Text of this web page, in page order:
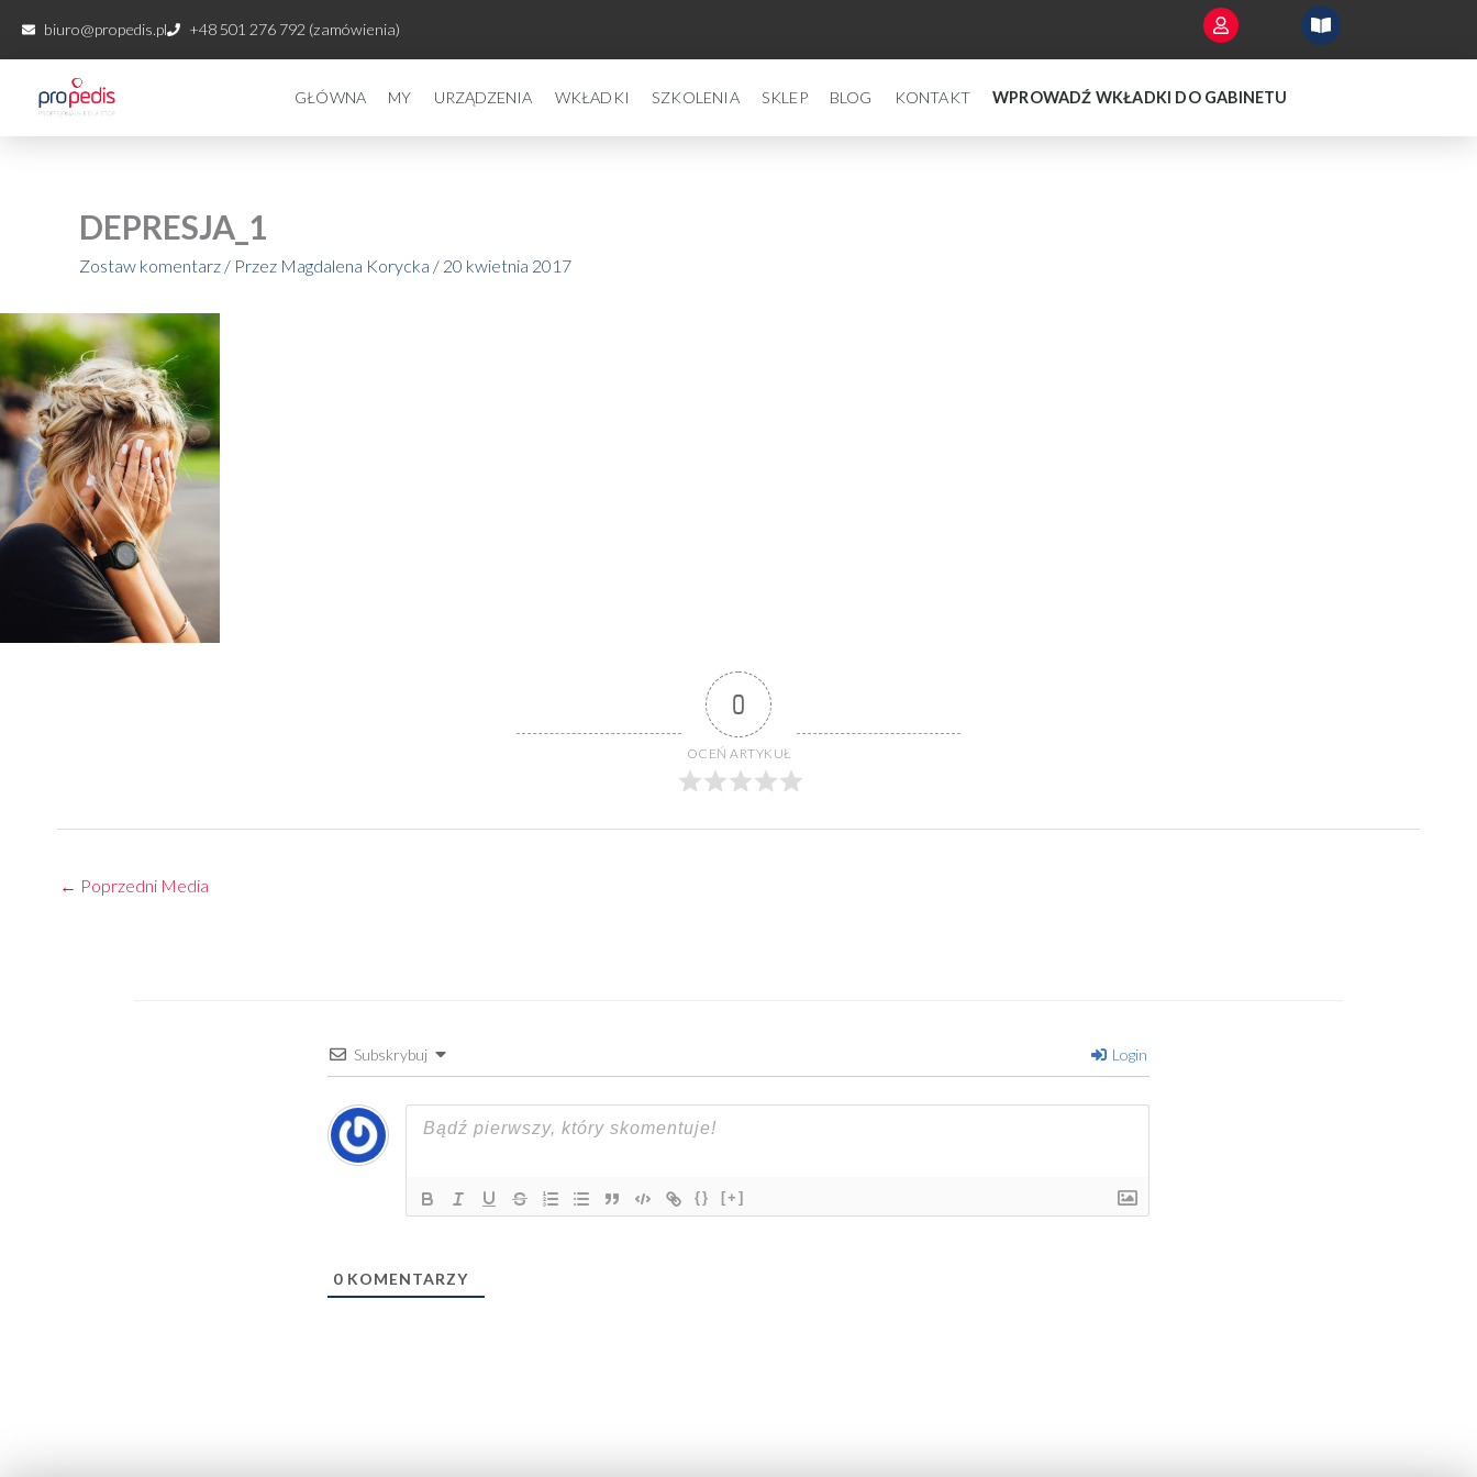
biuro@propedis.pl +48 501 276 792 (zamówienia)
GŁÓWNA MY URZĄDZENIA WKŁADKI SZKOLENIA SKLEP BLOG KONTAKT WPROWADŹ WKŁADKI DO GABINETU
DEPRESJA_1
Zostaw komentarz / Przez Magdalena Korycka / 20 kwietnia 2017
0
OCEŃ ARTYKUŁ
← Poprzedni Media
Subskrybuj Login
{} [+]
0 KOMENTARZY